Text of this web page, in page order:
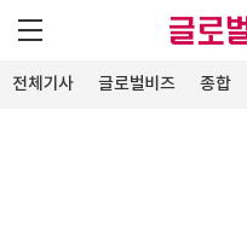
전체기사 글로벌비즈 종합